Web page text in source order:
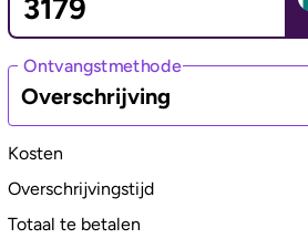
Ontvangstmethode
Overschrijving
Kosten
Overschrijvingstijd
Totaal te betalen